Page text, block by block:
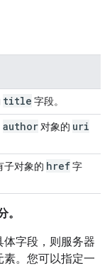
title 字段。
author 对象的 uri
子对象的 href字
。
字段，则服务器
。您可以指定一